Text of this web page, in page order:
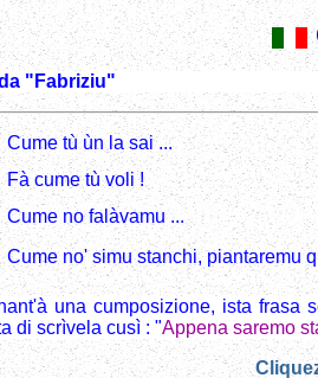
"Fabriziu"
Cume tù ùn la sai ...
Fà cume tù voli !
Cume no falàvamu ...
Cume no' simu stanchi, piantaremu
una cumposizione, ista frasa
di scrìvela cusì : "Appena saremo